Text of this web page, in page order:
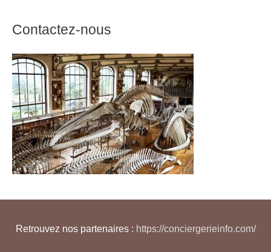
Contactez-nous
Retrouvez nos partenaires : https://conciergerieinfo.com/